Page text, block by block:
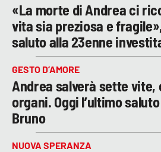
«La morte di Andrea ci
vita sia preziosa e
saluto alla 23enne
GESTO D’AMORE
Andrea salverà sette vite,
organi. Oggi l’ultimo
Bruno
NUOVA SPERANZA